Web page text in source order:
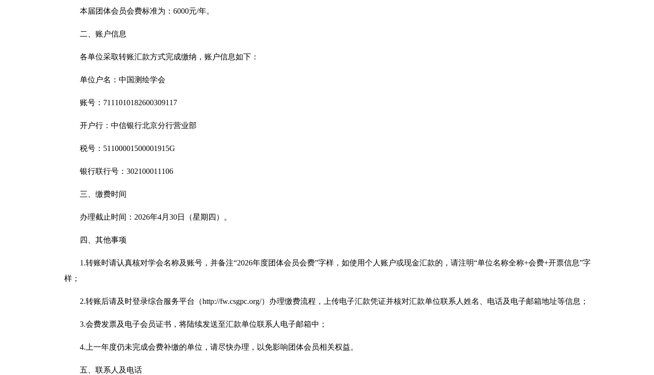
本届团体会员会费标准为：6000元/年。
二、账户信息
各单位采取转账汇款方式完成缴纳，账户信息如下：
单位户名：中国测绘学会
账号：7111010182600309117
开户行：中信银行北京分行营业部
税号：51100001500001915G
银行联行号：302100011106
三、缴费时间
办理截止时间：2026年4月30日（星期四）。
四、其他事项
1.转账时请认真核对学会名称及账号，并备注“2026年度团体会员会费”字样，如使用个人账户或现金汇款的，请注明“单位名称全称+会费+开票信息”字
样；
2.转账后请及时登录综合服务平台（http://fw.csgpc.org/）办理缴费流程，上传电子汇款凭证并核对汇款单位联系人姓名、电话及电子邮箱地址等信息；
3.会费发票及电子会员证书，将陆续发送至汇款单位联系人电子邮箱中；
4.上一年度仍未完成会费补缴的单位，请尽快办理，以免影响团体会员相关权益。
五、联系人及电话